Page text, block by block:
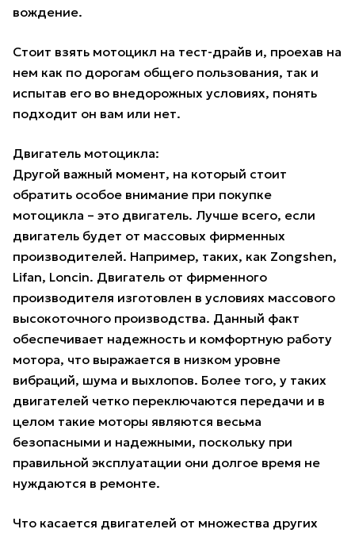
вождение.
Стоит взять мотоцикл на тест-драйв и, проехав на
нем как по дорогам общего пользования, так и
испытав его во внедорожных условиях, понять
подходит он вам или нет.
Двигатель мотоцикла:
Другой важный момент, на который стоит
обратить особое внимание при покупке
мотоцикла – это двигатель. Лучше всего, если
двигатель будет от массовых фирменных
производителей. Например, таких, как Zongshen,
Lifan, Loncin. Двигатель от фирменного
производителя изготовлен в условиях массового
высокоточного производства. Данный факт
обеспечивает надежность и комфортную работу
мотора, что выражается в низком уровне
вибраций, шума и выхлопов. Более того, у таких
двигателей четко переключаются передачи и в
целом такие моторы являются весьма
безопасными и надежными, поскольку при
правильной эксплуатации они долгое время не
нуждаются в ремонте.
Что касается двигателей от множества других